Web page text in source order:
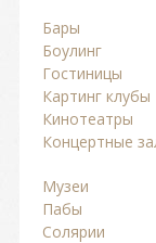
Бары
Боулинг
Гостиницы
Картинг клубы
Кинотеатры
Концертные
Музеи
Пабы
Солярии